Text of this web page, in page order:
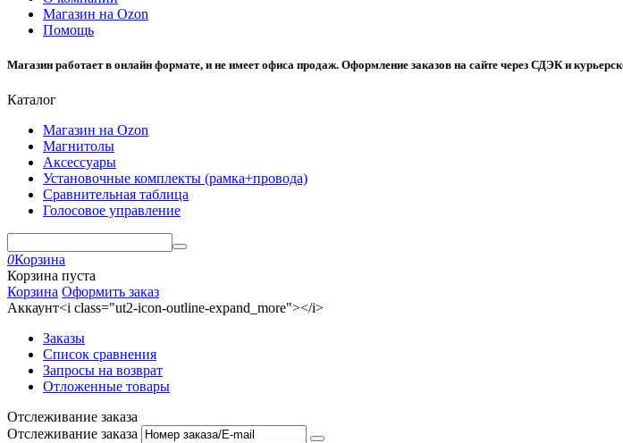
Магазин на Ozon
Помощь
Магазин работает в онлайн формате, и не имеет офиса продаж. Оформление заказов на сайте через СДЭК и
Каталог
Магазин на Ozon
Магнитолы
Аксессуары
Установочные комплекты (рамка+провода)
Сравнительная таблица
Голосовое управление
0Корзина
Корзина пуста
Корзина Оформить заказ
Аккаунт<i class="ut2-icon-outline-expand_more"></i>
Заказы
Список сравнения
Запросы на возврат
Отложенные товары
Отслеживание заказа
Отслеживание заказа